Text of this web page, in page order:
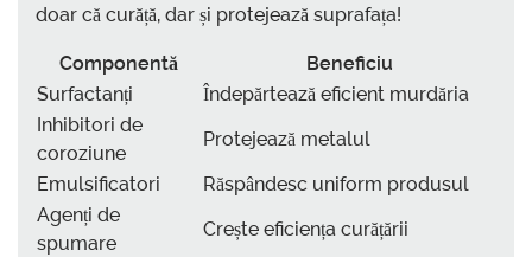
doar că curăță, dar și protejează suprafața!
Componentă
Beneficiu
Surfactanți
Îndepărtează eficient murdăria
Inhibitori de
coroziune
Protejează metalul
Emulsificatori
Răspândesc uniform produsul
Agenți de
spumare
Crește eficiența curățării